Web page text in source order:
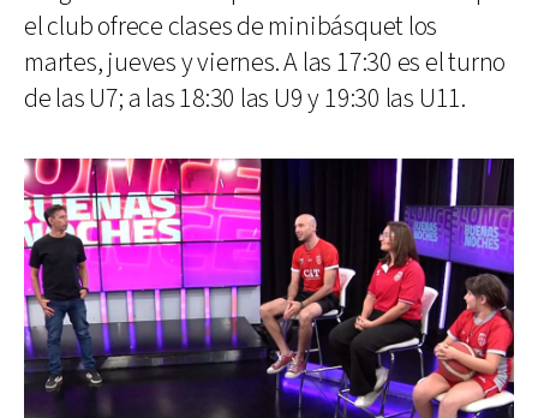
el club ofrece clases de minibásquet los
martes, jueves y viernes. A las 17:30 es el turno
de las U7; a las 18:30 las U9 y 19:30 las U11.